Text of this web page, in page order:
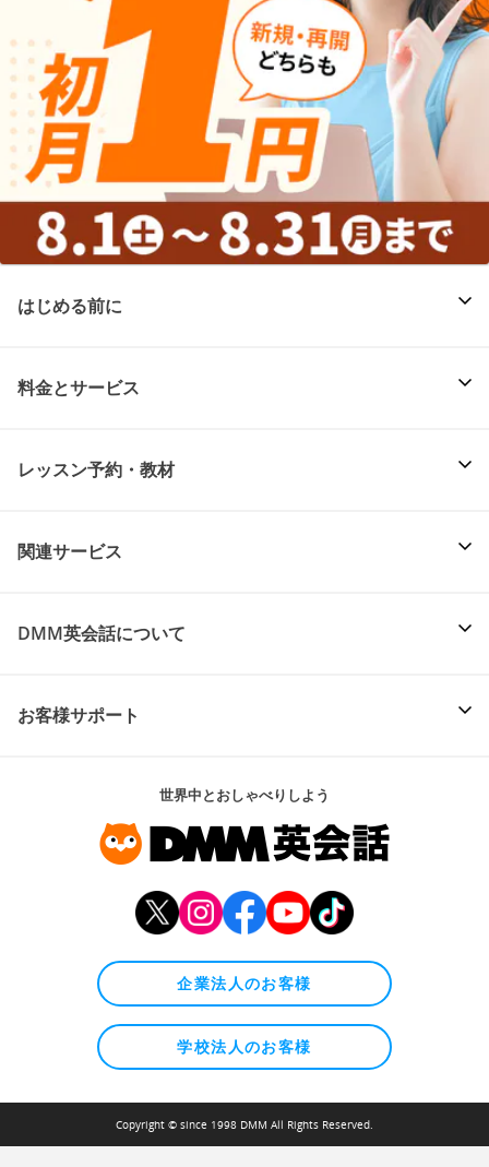
はじめる前に
料金とサービス
レッスン予約・教材
関連サービス
DMM英会話について
お客様サポート
世界中とおしゃべりしよう
企業法人のお客様
学校法人のお客様
Copyright © since 1998 DMM All Rights Reserved.